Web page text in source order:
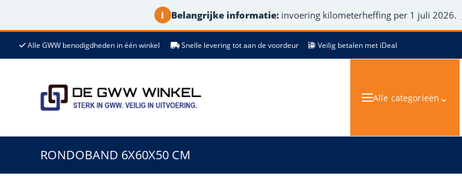
i Belangrijke informatie:invoering kilometerheffing per 1 juli 2026.
Alle GWW benodigdheden in één winkel Snelle levering tot aan de voordeur Veilig betalen met iDeal
Alle categorieën ⌄
RONDOBAND 6X60X50 CM